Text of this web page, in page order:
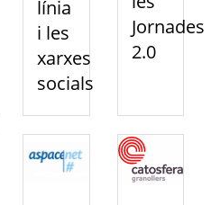
línia
i les
xarxes
socials
Jornades
2.0